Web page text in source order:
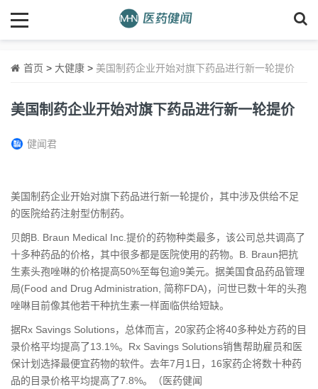
首页 > 大健康 > 美国制药企业开始对旗下药品进行新一轮提价
美国制药企业开始对旗下药品进行新一轮提价
健闻君
美国制药企业开始对旗下药品进行新一轮提价，其中涉及供给不足
的医院给药注射型仿制药。
贝朗B. Braun Medical Inc.提价的药物种类最多，该公司总共调高了
十多种药品的价格，其中很多都是医院使用的药物。B. Braun把抗
生素头孢唑啉的价格提高50%至每包逾9美元。据美国食品药品管理
局(Food and Drug Administration, 简称FDA)，问世已数十年的头孢
唑啉目前像其他若干种抗生素一样面临供给短缺。
据Rx Savings Solutions，总体而言，20家药企将40多种处方药的目
录价格平均提高了13.1%。Rx Savings Solutions销售帮助雇员和医
保计划选择最便宜药物的软件。去年7月1日，16家药企将数十种药
品的目录价格平均提高了7.8%。（医药健闻